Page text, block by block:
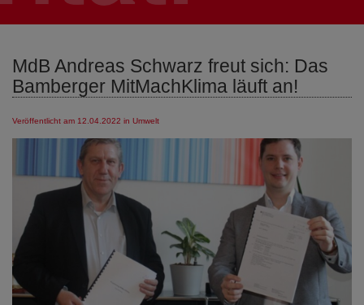
MdB Andreas Schwarz freut sich: Das
Bamberger MitMachKlima läuft an!
Veröffentlicht am 12.04.2022 in Umwelt